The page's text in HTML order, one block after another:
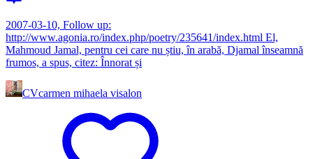
2007-03-10, Follow up:
http://www.agonia.ro/index.php/poetry/235641/index.html El,
Mahmoud Jamal, pentru cei care nu știu, în arabă, Djamal înseamnă
frumos, a spus, citez: Înnorat și
CVcarmen mihaela visalon